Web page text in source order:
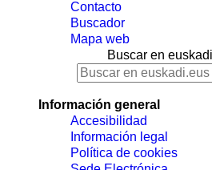
Contacto
Buscador
Mapa web
Buscar en
Información general
Accesibilidad
Información legal
Política de cookies